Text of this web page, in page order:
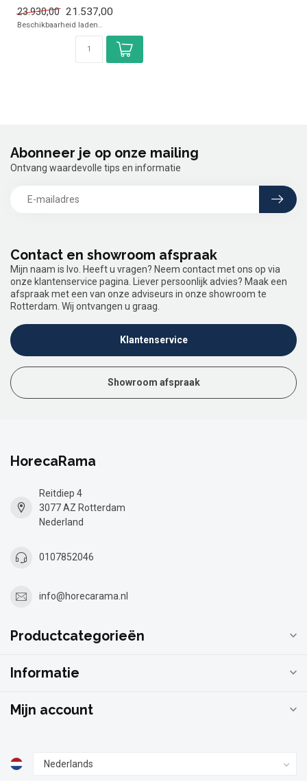
✓ Timer en vac...
23.930,00 21.537,00
Beschikbaarheid laden..
Contact en showroom afspraak
Mijn naam is Ivo. Heeft u vragen? Neem contact met ons op via
onze klantenservice pagina. Liever persoonlijk advies? Maak een
afspraak met een van onze adviseurs in onze showroom te
Rotterdam. Wij ontvangen u graag.
Klantenservice
Showroom afspraak
Abonneer je op onze mailing
Ontvang waardevolle tips en informatie
HorecaRama
Reitdiep 4
3077 AZ Rotterdam
Nederland
0107852046
info@horecarama.nl
Productcategorieën
Informatie
Mijn account